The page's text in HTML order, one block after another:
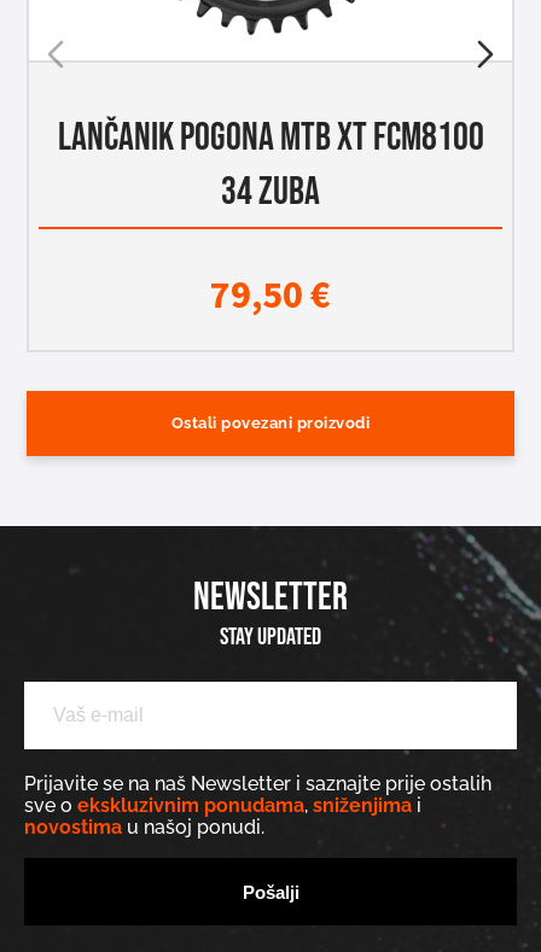
LANČANIK POGONA MTB XT FCM8100
34 ZUBA
79,50€
Ostali povezani proizvodi
NEWSLETTER
Stay updated
Prijavite se na naš Newsletter i saznajte prije ostalih
sve o ekskluzivnim ponudama, sniženjima i
novostima u našoj ponudi.